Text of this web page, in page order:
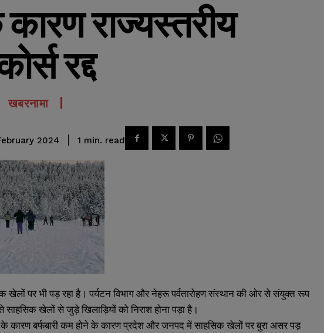
राज्यस्तरीय
रद्द
खबरनामा
2024 1 min. read
खेलों पर भी पड़ रहा है। पर्यटन विभाग और नेहरू पर्वतारोहण संस्थान की ओर से संयुक्त रूप
साहसिक खेलों से जुड़े खिलाड़ियों को निराश होना पड़ा है।
के कारण बर्फबारी कम होने के कारण प्रदेश और जनपद में साहसिक खेलों पर बुरा असर पड़